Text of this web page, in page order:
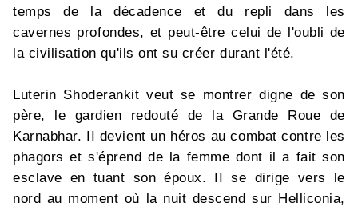
temps de la décadence et du repli dans les
cavernes profondes, et peut-être celui de l'oubli de
la civilisation qu'ils ont su créer durant l'été.
Luterin Shoderankit veut se montrer digne de son
père, le gardien redouté de la Grande Roue de
Karnabhar. II devient un héros au combat contre les
phagors et s'éprend de la femme dont il a fait son
esclave en tuant son époux. II se dirige vers le
nord au moment où la nuit descend sur Helliconia,